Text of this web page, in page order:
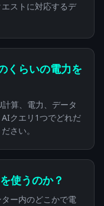
ストに対応するデ
くらいの電力を
算、電力、データ
クエリ1つでどれだ
さい。
使うのか？
ー内のどこかで電